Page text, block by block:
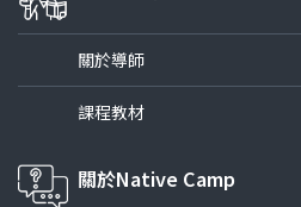
關於導師
課程教材
關於Native Camp